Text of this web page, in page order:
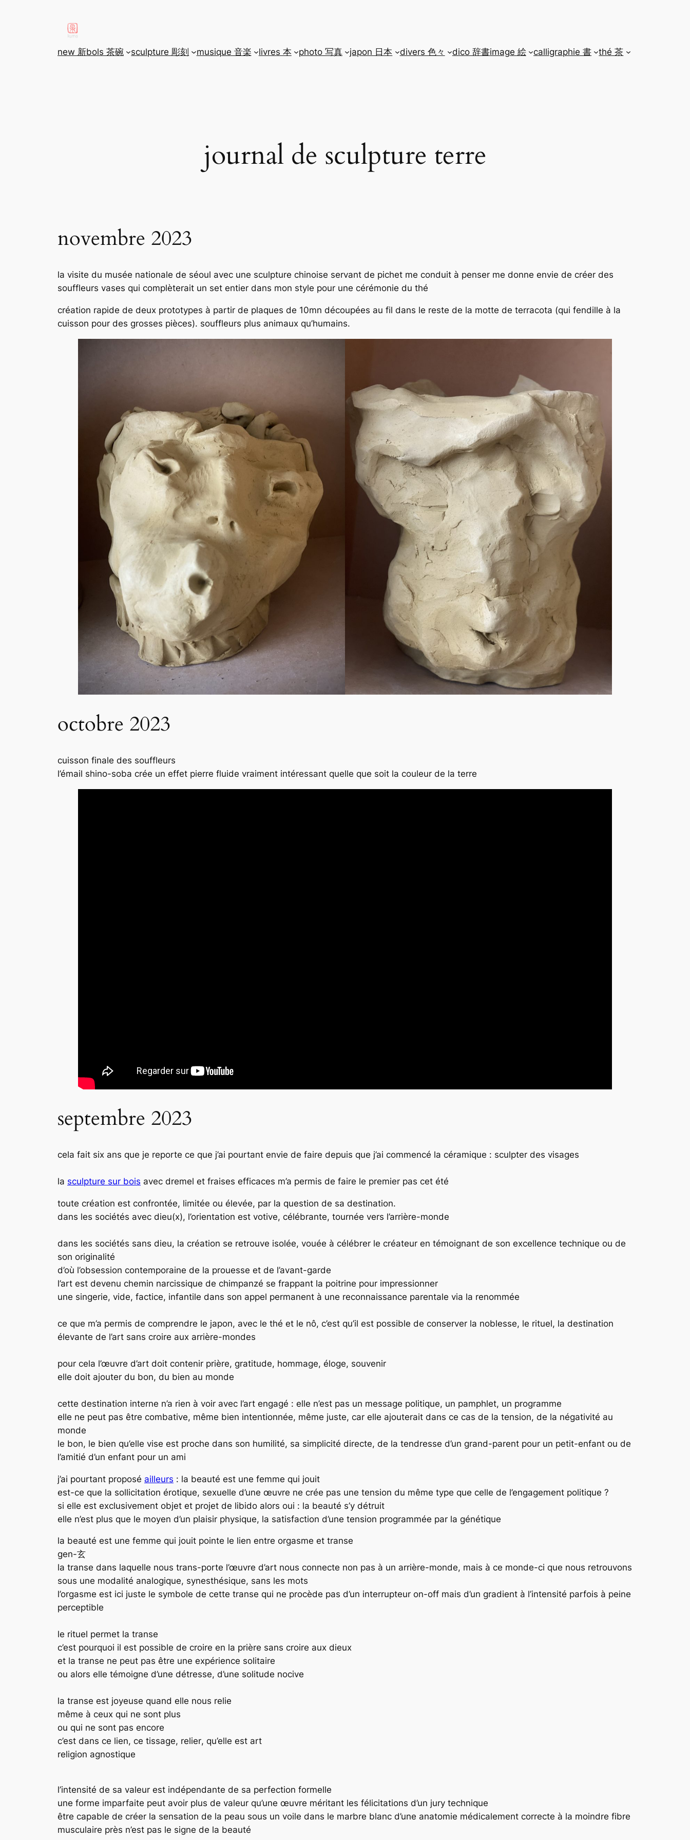
new 新bols 茶碗 sculpture 彫刻 musique 音楽 livres 本 photo 写真 japon 日本 divers 色々 dico 辞書image 絵 calligraphie 書 thé 茶
journal de sculpture terre
novembre 2023
la visite du musée nationale de séoul avec une sculpture chinoise servant de pichet me conduit à penser me donne envie de créer des
souffleurs vases qui complèterait un set entier dans mon style pour une cérémonie du thé
création rapide de deux prototypes à partir de plaques de 10mn découpées au fil dans le reste de la motte de terracota (qui fendille à la
cuisson pour des grosses pièces). souffleurs plus animaux qu’humains.
octobre 2023
cuisson finale des souffleurs
l’émail shino-soba crée un effet pierre fluide vraiment intéressant quelle que soit la couleur de la terre
septembre 2023
cela fait six ans que je reporte ce que j’ai pourtant envie de faire depuis que j’ai commencé la céramique : sculpter des visages
la sculpture sur bois avec dremel et fraises efficaces m’a permis de faire le premier pas cet été
toute création est confrontée, limitée ou élevée, par la question de sa destination.
dans les sociétés avec dieu(x), l’orientation est votive, célébrante, tournée vers l’arrière-monde
dans les sociétés sans dieu, la création se retrouve isolée, vouée à célébrer le créateur en témoignant de son excellence technique ou de
son originalité
d’où l’obsession contemporaine de la prouesse et de l’avant-garde
l’art est devenu chemin narcissique de chimpanzé se frappant la poitrine pour impressionner
une singerie, vide, factice, infantile dans son appel permanent à une reconnaissance parentale via la renommée
ce que m’a permis de comprendre le japon, avec le thé et le nô, c’est qu’il est possible de conserver la noblesse, le rituel, la destination
élevante de l’art sans croire aux arrière-mondes
pour cela l’œuvre d’art doit contenir prière, gratitude, hommage, éloge, souvenir
elle doit ajouter du bon, du bien au monde
cette destination interne n’a rien à voir avec l’art engagé : elle n’est pas un message politique, un pamphlet, un programme
elle ne peut pas être combative, même bien intentionnée, même juste, car elle ajouterait dans ce cas de la tension, de la négativité au
monde
le bon, le bien qu’elle vise est proche dans son humilité, sa simplicité directe, de la tendresse d’un grand-parent pour un petit-enfant ou de
l’amitié d’un enfant pour un ami
j’ai pourtant proposé ailleurs : la beauté est une femme qui jouit
est-ce que la sollicitation érotique, sexuelle d’une œuvre ne crée pas une tension du même type que celle de l’engagement politique ?
si elle est exclusivement objet et projet de libido alors oui : la beauté s’y détruit
elle n’est plus que le moyen d’un plaisir physique, la satisfaction d’une tension programmée par la génétique
la beauté est une femme qui jouit pointe le lien entre orgasme et transe
gen-玄
la transe dans laquelle nous trans-porte l’œuvre d’art nous connecte non pas à un arrière-monde, mais à ce monde-ci que nous retrouvons
sous une modalité analogique, synesthésique, sans les mots
l’orgasme est ici juste le symbole de cette transe qui ne procède pas d’un interrupteur on-off mais d’un gradient à l’intensité parfois à peine
perceptible
le rituel permet la transe
c’est pourquoi il est possible de croire en la prière sans croire aux dieux
et la transe ne peut pas être une expérience solitaire
ou alors elle témoigne d’une détresse, d’une solitude nocive
la transe est joyeuse quand elle nous relie
même à ceux qui ne sont plus
ou qui ne sont pas encore
c’est dans ce lien, ce tissage, relier, qu’elle est art
religion agnostique
l’intensité de sa valeur est indépendante de sa perfection formelle
une forme imparfaite peut avoir plus de valeur qu’une œuvre méritant les félicitations d’un jury technique
être capable de créer la sensation de la peau sous un voile dans le marbre blanc d’une anatomie médicalement correcte à la moindre fibre
musculaire près n’est pas le signe de la beauté